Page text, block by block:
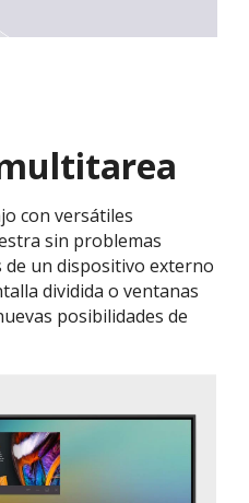
con versátiles
sin problemas
de un dispositivo externo
dividida o ventanas
posibilidades de